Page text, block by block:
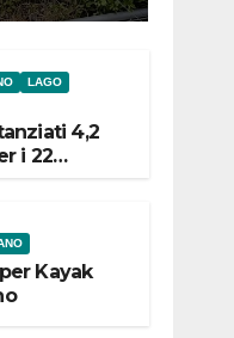
LAGO
4,2
i 22
Kayak